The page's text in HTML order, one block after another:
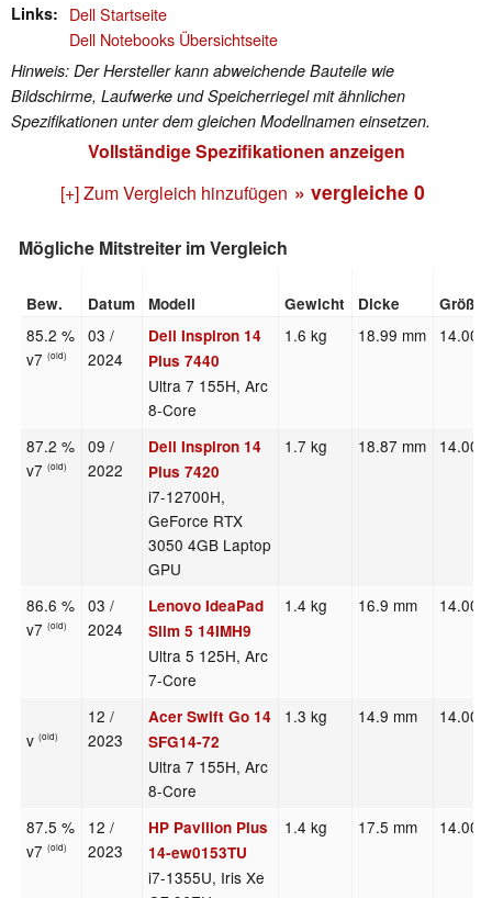
Links
Dell Startseite
Dell Notebooks Übersichtseite
Hinweis: Der Hersteller kann abweichende Bauteile wie
Bildschirme, Laufwerke und Speicherriegel mit ähnlichen
Spezifikationen unter dem gleichen Modellnamen einsetzen.
Vollständige Spezifikationen anzeigen
[+] Zum Vergleich hinzufügen » vergleiche 0
Mögliche Mitstreiter im Vergleich
Bew. Datum Modell Gewicht Dicke Größe
85.2 %
v7(old)
03 /
2024
Dell Inspiron 14
Plus 7440
Ultra 7 155H, Arc
8-Core
1.6 kg 18.99 mm 14.00"
87.2 %
v7(old)
09 /
2022
Dell Inspiron 14
Plus 7420
i7-12700H,
GeForce RTX
3050 4GB Laptop
GPU
1.7 kg 18.87 mm 14.00"
86.6 %
v7(old)
03 /
2024
Lenovo IdeaPad
Slim 5 14IMH9
Ultra 5 125H, Arc
7-Core
1.4 kg 16.9 mm 14.00"
v(old)
12 /
2023
Acer Swift Go 14
SFG14-72
Ultra 7 155H, Arc
8-Core
1.3 kg 14.9 mm 14.00"
87.5 %
v7(old)
12 /
2023
HP Pavilion Plus
14-ew0153TU
i7-1355U, Iris Xe
1.4 kg 17.5 mm 14.00"